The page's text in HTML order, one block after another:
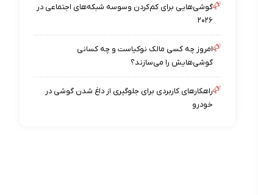
گوشی‌هایی برای کم‌کردن وسوسه شبکه‌های اجتماعی در
۲۰۲۶
امروز چه کسی مالک نوکیاست و چه کسانی
گوشی‌هایش را می‌سازند؟
راهکارهای کاربردی برای جلوگیری از داغ شدن گوشی در
خودرو